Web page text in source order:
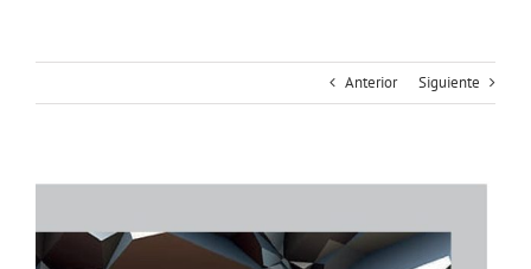
Anterior Siguiente